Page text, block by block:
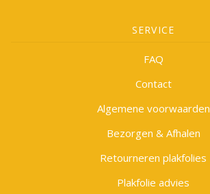
SERVICE
FAQ
Contact
Algemene voorwaarden
Bezorgen & Afhalen
Retourneren plakfolies
Plakfolie advies